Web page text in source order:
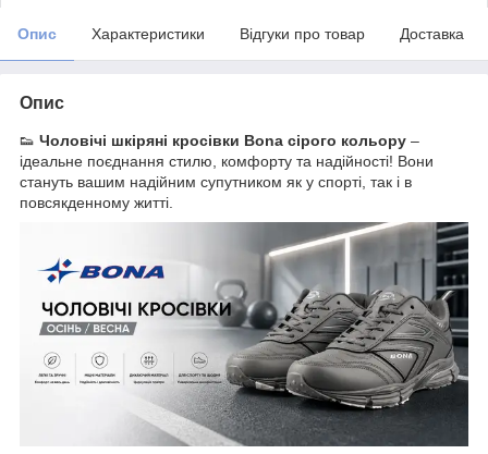
Опис Характеристики Відгуки про товар Доставка
Опис
👟 Чоловічі шкіряні кросівки Bona сірого кольору –
ідеальне поєднання стилю, комфорту та надійності! Вони
стануть вашим надійним супутником як у спорті, так і в
повсякденному житті.